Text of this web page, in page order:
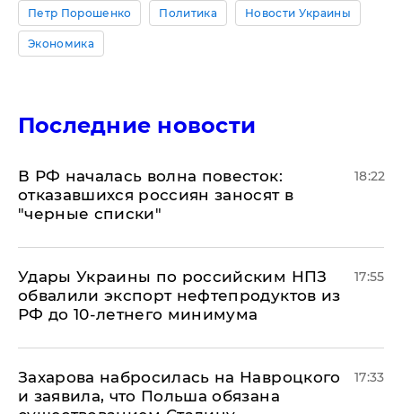
Петр Порошенко Политика Новости Украины
Экономика
Последние новости
​В РФ началась волна повесток:
отказавшихся россиян заносят в
"черные списки"
18:22
Удары Украины по российским НПЗ
обвалили экспорт нефтепродуктов из
РФ до 10-летнего минимума
17:55
​Захарова набросилась на Навроцкого
и заявила, что Польша обязана
17:33